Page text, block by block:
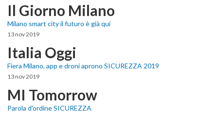
Il Giorno Milano
Milano smart city il futuro è già qui
13 nov 2019
Italia Oggi
Fiera Milano, app e droni aprono SICUREZZA 2019
13 nov 2019
MI Tomorrow
Parola d'ordine SICUREZZA